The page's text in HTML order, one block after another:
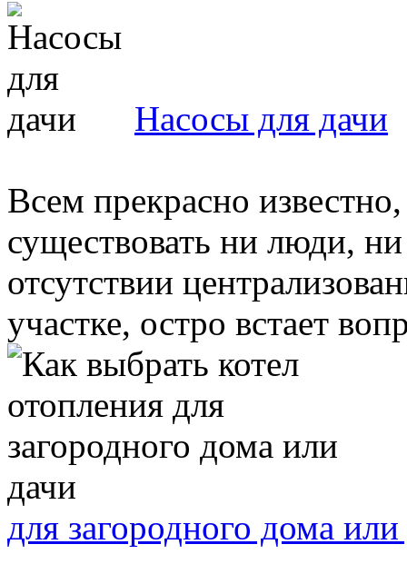
Насосы для дачи
Всем прекрасно
существовать ни люди,
отсутствии
участке, остро встает
для загородного дома